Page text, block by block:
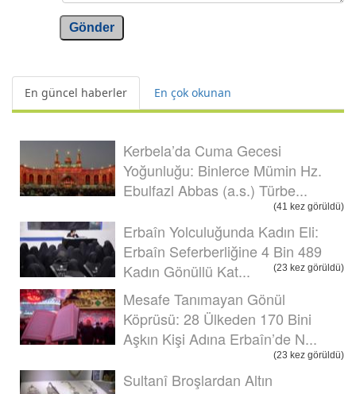
Gönder
En güncel haberler En çok okunan
Kerbela’da Cuma Gecesi
Yoğunluğu: Binlerce Mümin Hz.
Ebulfazl Abbas (a.s.) Türbe...
(41 kez görüldü)
Erbaîn Yolculuğunda Kadın Eli:
Erbaîn Seferberliğine 4 Bin 489
Kadın Gönüllü Kat...
(23 kez görüldü)
Mesafe Tanımayan Gönül
Köprüsü: 28 Ülkeden 170 Bini
Aşkın Kişi Adına Erbaîn’de N...
(23 kez görüldü)
Sultanî Broşlardan Altın